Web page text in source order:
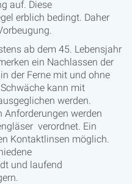
auf. Diese
erblich bedingt. Daher
ab dem 45. Lebensjahr
ein Nachlassen der
der Ferne mit und ohne
kann mit
werden.
werden
verordnet. Ein
Kontaktlinsen möglich.
und laufend